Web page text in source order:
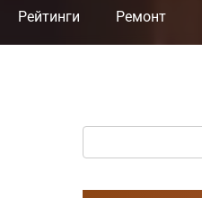
Рейтинги Ремонт